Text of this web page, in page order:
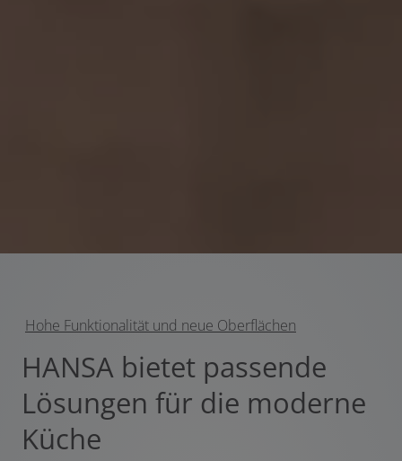
Hohe Funktionalität und neue Oberflächen
HANSA bietet passende
Lösungen für die moderne
Küche